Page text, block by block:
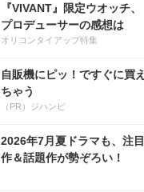
『VIVANT』限定ウオッチ、
プロデューサーの感想は
オリコンタイアップ特集
自販機にピッ！ですぐに買え
ちゃう
（PR）ジハンピ
2026年7月夏ドラマも、注目
作＆話題作が勢ぞろい！